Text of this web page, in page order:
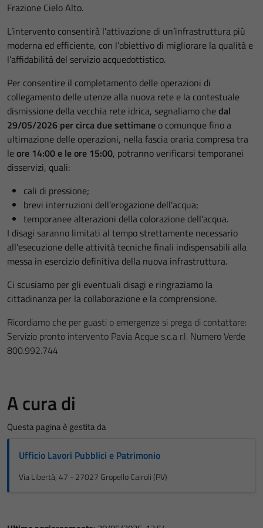
Frazione Cielo Alto.
L’intervento consentirà l’attivazione di un’infrastruttura più
moderna ed efficiente, con l’obiettivo di migliorare la qualità e
l’affidabilità del servizio acquedottistico.
Per consentire il completamento delle operazioni di
collegamento delle utenze alla nuova rete e la contestuale
dismissione della vecchia rete idrica, segnaliamo chedal
29/05/2026 per circa due settimane o comunque fino a
ultimazione delle operazioni, nella fascia oraria compresa tra
leore 14:00 e le ore 15:00, potranno verificarsi temporanei
disservizi, quali:
cali di pressione;
brevi interruzioni dell’erogazione dell’acqua;
temporanee alterazioni della colorazione dell’acqua.
I disagi saranno limitati al tempo strettamente necessario
all’esecuzione delle attività tecniche finali indispensabili alla
messa in esercizio definitiva della nuova infrastruttura.
Ci scusiamo per gli eventuali disagi e ringraziamo la
cittadinanza per la collaborazione e la comprensione.
Ricordiamo che per guasti o emergenze si prega di contattare:
Servizio pronto intervento Pavia Acque s.c.a r.l. Numero Verde
800.992.744
A cura di
Questa pagina è gestita da
Ufficio Lavori Pubblici e Patrimonio
Via Libertà, 47 - 27027 Gropello Cairoli (PV)